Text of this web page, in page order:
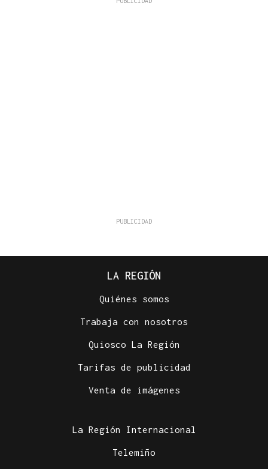
LA REGIÓN
Quiénes somos
Trabaja con nosotros
Quiosco La Región
Tarifas de publicidad
Venta de imágenes
La Región Internacional
Telemiño